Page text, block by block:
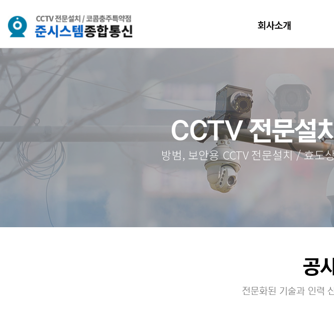
회사소개
CCTV 전문설
방범, 보안용 CCTV 전문설치 / 효도
공
전문화된 기술과 인력